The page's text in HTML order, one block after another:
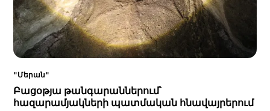
"Մերան"
Բացօթյա թանգարաններում՝
հազարամյակների պատմական հնավայրերում